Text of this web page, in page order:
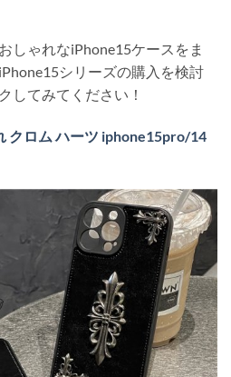
しゃれなiPhone15ケースをま
シリーズの購入を検討
してみてください！
クロム ハーツ iphone15pro/14